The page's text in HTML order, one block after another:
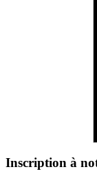
Inscription à